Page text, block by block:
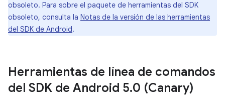
obsoleto. Para sobre el paquete de herramientas del SDK
obsoleto, consulta la Notas de la versión de las herramientas
del SDK de Android.
Herramientas de línea de comandos
del SDK de Android 5.0 (Canary)